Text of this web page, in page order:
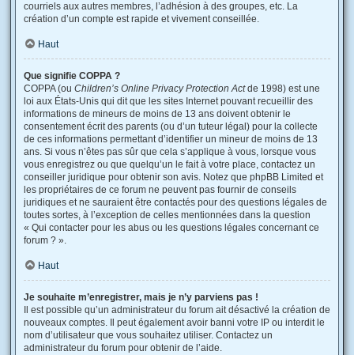
courriels aux autres membres, l’adhésion à des groupes, etc. La
création d’un compte est rapide et vivement conseillée.
Haut
Que signifie COPPA ?
COPPA (ou Children’s Online Privacy Protection Actde 1998) est une
loi aux États-Unis qui dit que les sites Internet pouvant recueillir des
informations de mineurs de moins de 13 ans doivent obtenir le
consentement écrit des parents (ou d’un tuteur légal) pour la collecte
de ces informations permettant d’identifier un mineur de moins de 13
ans. Si vous n’êtes pas sûr que cela s’applique à vous, lorsque vous
vous enregistrez ou que quelqu’un le fait à votre place, contactez un
conseiller juridique pour obtenir son avis. Notez que phpBB Limited et
les propriétaires de ce forum ne peuvent pas fournir de conseils
juridiques et ne sauraient être contactés pour des questions légales de
toutes sortes, à l’exception de celles mentionnées dans la question
« Qui contacter pour les abus ou les questions légales concernant ce
forum ? ».
Haut
Je souhaite m’enregistrer, mais je n’y parviens pas !
Il est possible qu’un administrateur du forum ait désactivé la création de
nouveaux comptes. Il peut également avoir banni votre IP ou interdit le
nom d’utilisateur que vous souhaitez utiliser. Contactez un
administrateur du forum pour obtenir de l’aide.